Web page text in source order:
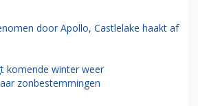
door Apollo, Castlelake haakt af
komende winter weer
zonbestemmingen